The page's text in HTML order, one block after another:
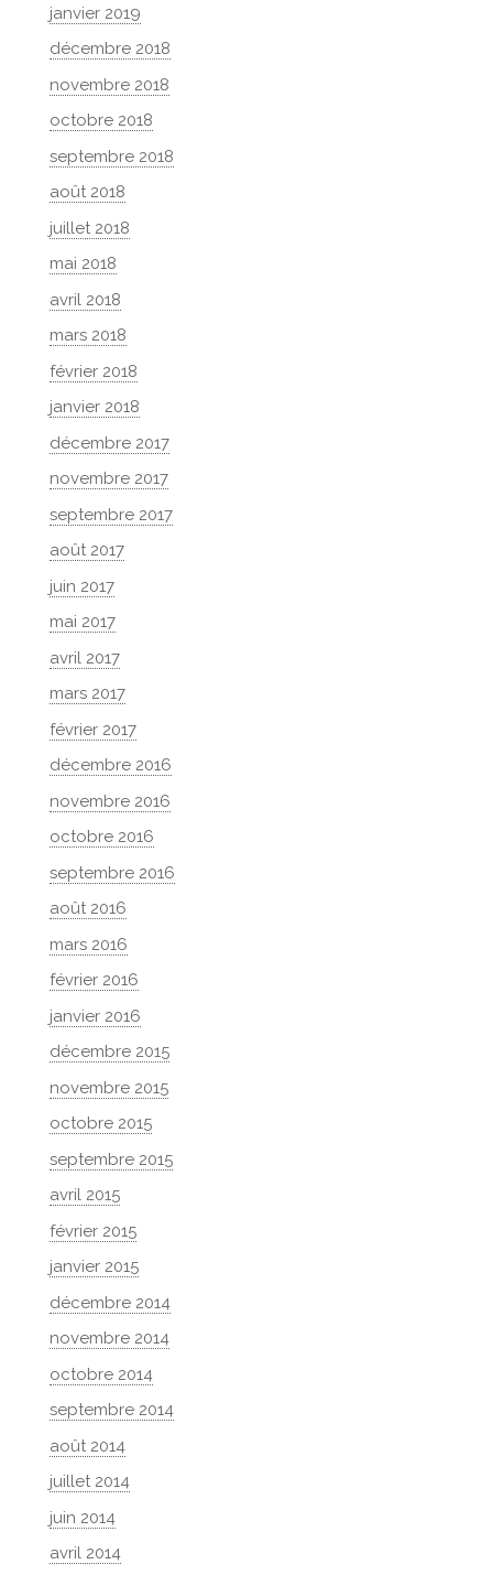
janvier 2019
décembre 2018
novembre 2018
octobre 2018
septembre 2018
août 2018
juillet 2018
mai 2018
avril 2018
mars 2018
février 2018
janvier 2018
décembre 2017
novembre 2017
septembre 2017
août 2017
juin 2017
mai 2017
avril 2017
mars 2017
février 2017
décembre 2016
novembre 2016
octobre 2016
septembre 2016
août 2016
mars 2016
février 2016
janvier 2016
décembre 2015
novembre 2015
octobre 2015
septembre 2015
avril 2015
février 2015
janvier 2015
décembre 2014
novembre 2014
octobre 2014
septembre 2014
août 2014
juillet 2014
juin 2014
avril 2014